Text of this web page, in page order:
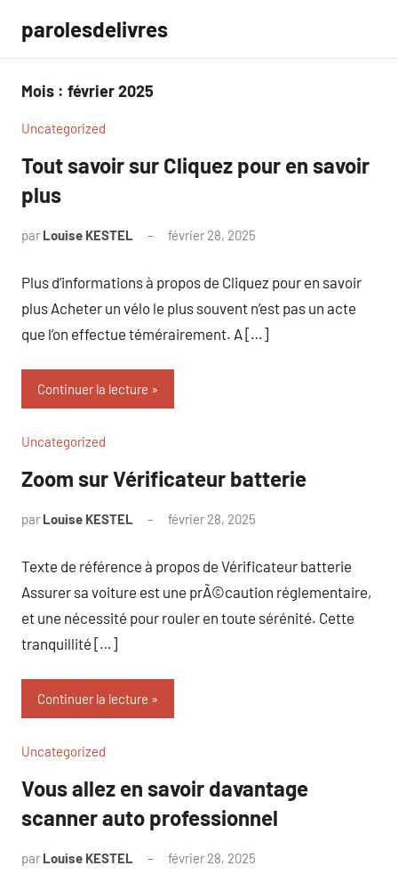
contenu
parolesdelivres
Mois : février 2025
Uncategorized
Tout savoir sur Cliquez pour en savoir
plus
par Louise KESTEL février 28, 2025
Plus d’informations à propos de Cliquez pour en savoir
plus Acheter un vélo le plus souvent n’est pas un acte
que l’on effectue témérairement. A […]
Continuer la lecture
Uncategorized
Zoom sur Vérificateur batterie
par Louise KESTEL février 28, 2025
Texte de référence à propos de Vérificateur batterie
Assurer sa voiture est une prÃ©caution réglementaire,
et une nécessité pour rouler en toute sérénité. Cette
tranquillité […]
Continuer la lecture
Uncategorized
Vous allez en savoir davantage
scanner auto professionnel
par Louise KESTEL février 28, 2025